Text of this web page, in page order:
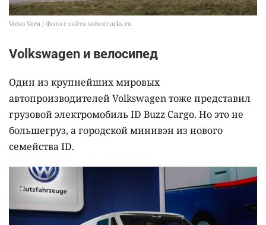
Volvo Vera / Фото с сайта volvotrucks.ru
Volkswagen и велосипед
Один из крупнейших мировых
автопроизводителей Volkswagen тоже представил
грузовой электромобиль ID Buzz Cargo. Но это не
большегруз, а городской минивэн из нового
семейства ID.